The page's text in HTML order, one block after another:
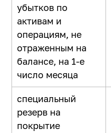
убытков по
активам и
операциям, не
отраженным на
балансе, на 1-е
число месяца
специальный
резерв на
покрытие